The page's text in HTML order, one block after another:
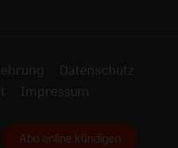
Datenschutz
Impressum
Abo online kündigen